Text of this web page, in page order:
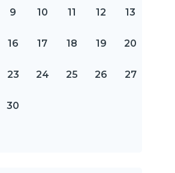
9 10 11 12 13
16 17 18 19 20
23 24 25 26 27
30